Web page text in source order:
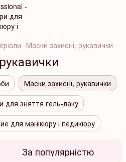
Маски захисні, рукавички
Маски захисні, рукавички
для зняття гель-лаку
для манікюру і педикюру
За популярністю